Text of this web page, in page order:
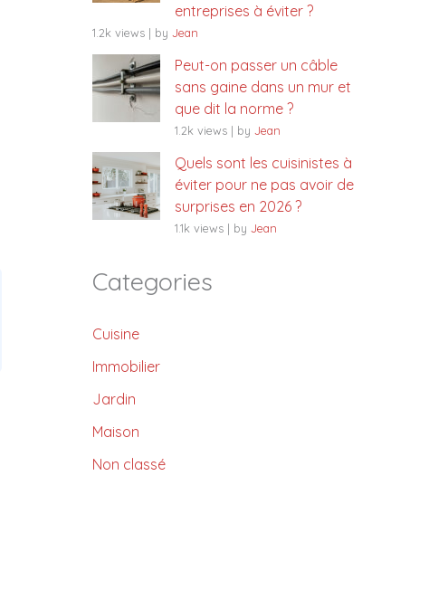
entreprises à éviter ?
1.2k views | by Jean
Peut-on passer un câble
sans gaine dans un mur et
que dit la norme ?
1.2k views | by Jean
Quels sont les cuisinistes à
éviter pour ne pas avoir de
surprises en 2026 ?
1.1k views | by Jean
Categories
Cuisine
Immobilier
Jardin
Maison
Non classé